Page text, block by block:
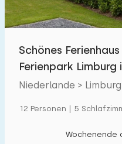
Entfernungen
Zum Meer(max. km):
Zum Wald(max. km):
5
Schönes
Ferienpark Limburg
Niederlande >
12 Personen | 5
Wochenende